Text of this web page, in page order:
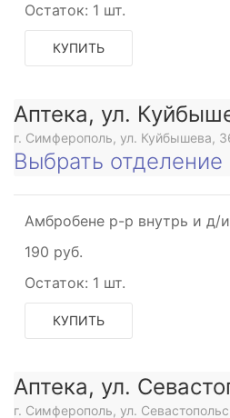
Остаток: 1 шт.
КУПИТЬ
Аптека, ул.
г. Симферополь, ул. Куйбышева,
Выбрать отделение
Амбробене р-р внутрь и д/
190 руб.
Остаток: 1 шт.
КУПИТЬ
Аптека, ул.
г. Симферополь, ул.